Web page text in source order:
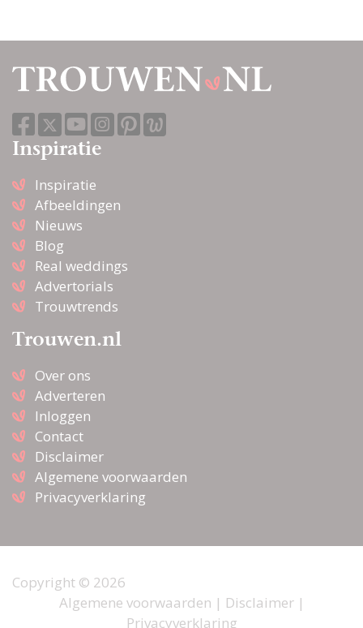
Inspiratie
Inspiratie
Afbeeldingen
Nieuws
Blog
Real weddings
Advertorials
Trouwtrends
Trouwen.nl
Over ons
Adverteren
Inloggen
Contact
Disclaimer
Algemene voorwaarden
Privacyverklaring
Copyright © 2026
Algemene voorwaarden | Disclaimer|
Privacyverklaring